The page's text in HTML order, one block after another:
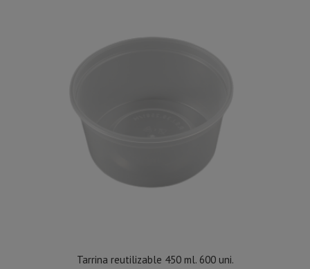
Tarrina reutilizable 450 ml. 600 uni.